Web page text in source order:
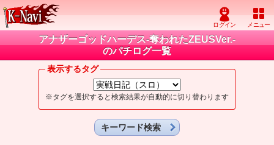
アナザーゴッドハーデス-奪われたZEUSVer.-
のパチログ一覧
表示するタグ
※タグを選択すると検索結果が自動的に切り替わります
キーワード検索